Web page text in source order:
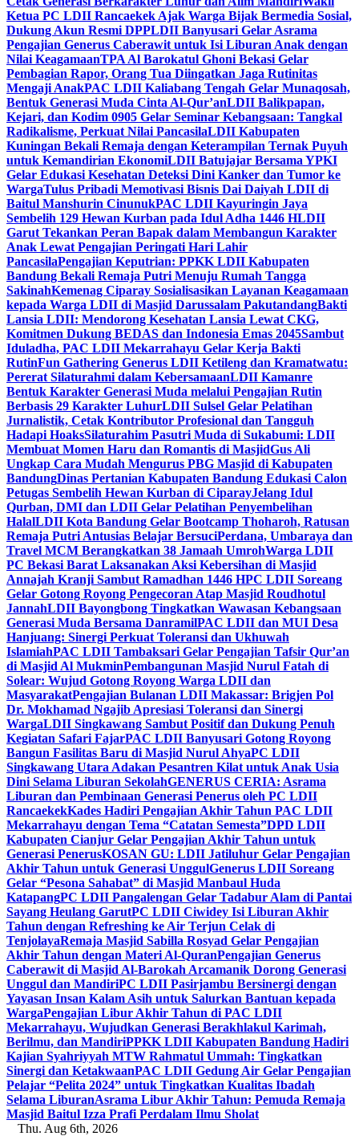
Ketua PC LDII Rancaekek Ajak Warga Bijak Bermedia Sosial,
Dukung Akun Resmi DPPLDII Banyusari Gelar Asrama
Pengajian Generus Caberawit untuk Isi Liburan Anak dengan
Nilai KeagamaanTPA Al Barokatul Ghoni Bekasi Gelar
Pembagian Rapor, Orang Tua Diingatkan Jaga Rutinitas
Mengaji AnakPAC LDII Kaliabang Tengah Gelar Munaqosah,
Bentuk Generasi Muda Cinta Al-Qur’anLDII Balikpapan,
Kejari, dan Kodim 0905 Gelar Seminar Kebangsaan: Tangkal
Radikalisme, Perkuat Nilai PancasilaLDII Kabupaten
Kuningan Bekali Remaja dengan Keterampilan Ternak Puyuh
untuk Kemandirian EkonomiLDII Batujajar Bersama YPKI
Gelar Edukasi Kesehatan Deteksi Dini Kanker dan Tumor ke
WargaTulus Pribadi Memotivasi Bisnis Dai Daiyah LDII di
Baitul Manshurin CinunukPAC LDII Kayuringin Jaya
Sembelih 129 Hewan Kurban pada Idul Adha 1446 HLDII
Garut Tekankan Peran Bapak dalam Membangun Karakter
Anak Lewat Pengajian Peringati Hari Lahir
PancasilaPengajian Keputrian: PPKK LDII Kabupaten
Bandung Bekali Remaja Putri Menuju Rumah Tangga
SakinahKemenag Ciparay Sosialisasikan Layanan Keagamaan
kepada Warga LDII di Masjid Darussalam PakutandangBakti
Lansia LDII: Mendorong Kesehatan Lansia Lewat CKG,
Komitmen Dukung BEDAS dan Indonesia Emas 2045Sambut
Iduladha, PAC LDII Mekarrahayu Gelar Kerja Bakti
RutinFun Gathering Generus LDII Ketileng dan Kramatwatu:
Pererat Silaturahmi dalam KebersamaanLDII Kamanre
Bentuk Karakter Generasi Muda melalui Pengajian Rutin
Berbasis 29 Karakter LuhurLDII Sulsel Gelar Pelatihan
Jurnalistik, Cetak Kontributor Profesional dan Tangguh
Hadapi HoaksSilaturahim Pasutri Muda di Sukabumi: LDII
Membuat Momen Haru dan Romantis di MasjidGus Ali
Ungkap Cara Mudah Mengurus PBG Masjid di Kabupaten
BandungDinas Pertanian Kabupaten Bandung Edukasi Calon
Petugas Sembelih Hewan Kurban di CiparayJelang Idul
Qurban, DMI dan LDII Gelar Pelatihan Penyembelihan
HalalLDII Kota Bandung Gelar Bootcamp Thoharoh, Ratusan
Remaja Putri Antusias Belajar BersuciPerdana, Umbaraya dan
Travel MCM Berangkatkan 38 Jamaah UmrohWarga LDII
PC Bekasi Barat Laksanakan Aksi Kebersihan di Masjid
Annajah Kranji Sambut Ramadhan 1446 HPC LDII Soreang
Gelar Gotong Royong Pengecoran Atap Masjid Roudhotul
JannahLDII Bayongbong Tingkatkan Wawasan Kebangsaan
Generasi Muda Bersama DanramilPAC LDII dan MUI Desa
Hanjuang: Sinergi Perkuat Toleransi dan Ukhuwah
IslamiahPAC LDII Tambaksari Gelar Pengajian Tafsir Qur’an
di Masjid Al MukminPembangunan Masjid Nurul Fatah di
Solear: Wujud Gotong Royong Warga LDII dan
MasyarakatPengajian Bulanan LDII Makassar: Brigjen Pol
Dr. Mokhamad Ngajib Apresiasi Toleransi dan Sinergi
WargaLDII Singkawang Sambut Positif dan Dukung Penuh
Kegiatan Safari FajarPAC LDII Banyusari Gotong Royong
Bangun Fasilitas Baru di Masjid Nurul AhyaPC LDII
Singkawang Utara Adakan Pesantren Kilat untuk Anak Usia
Dini Selama Liburan SekolahGENERUS CERIA: Asrama
Liburan dan Pembinaan Generasi Penerus oleh PC LDII
RancaekekKades Hadiri Pengajian Akhir Tahun PAC LDII
Mekarrahayu dengan Tema “Catatan Semesta”DPD LDII
Kabupaten Cianjur Gelar Pengajian Akhir Tahun untuk
Generasi PenerusKOSAN GU: LDII Jatiluhur Gelar Pengajian
Akhir Tahun untuk Generasi UnggulGenerus LDII Soreang
Gelar “Pesona Sahabat” di Masjid Manbaul Huda
KatapangPC LDII Pangalengan Gelar Tadabur Alam di Pantai
Sayang Heulang GarutPC LDII Ciwidey Isi Liburan Akhir
Tahun dengan Refreshing ke Air Terjun Celak di
TenjolayaRemaja Masjid Sabilla Rosyad Gelar Pengajian
Akhir Tahun dengan Materi Al-QuranPengajian Generus
Caberawit di Masjid Al-Barokah Arcamanik Dorong Generasi
Unggul dan MandiriPC LDII Pasirjambu Bersinergi dengan
Yayasan Insan Kalam Asih untuk Salurkan Bantuan kepada
WargaPengajian Libur Akhir Tahun di PAC LDII
Mekarrahayu, Wujudkan Generasi Berakhlakul Karimah,
Berilmu, dan MandiriPPKK LDII Kabupaten Bandung Hadiri
Kajian Syahriyyah MTW Rahmatul Ummah: Tingkatkan
Sinergi dan KetakwaanPAC LDII Gedung Air Gelar Pengajian
Pelajar “Pelita 2024” untuk Tingkatkan Kualitas Ibadah
Selama LiburanAsrama Libur Akhir Tahun: Pemuda Remaja
Masjid Baitul Izza Prafi Perdalam Ilmu Sholat
Thu. Aug 6th, 2026